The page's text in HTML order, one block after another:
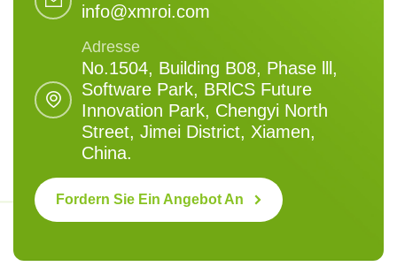
info@xmroi.com
Adresse
No.1504, Building B08, Phase lll,
Software Park, BRlCS Future
Innovation Park, Chengyi North
Street, Jimei District, Xiamen,
China.
Fordern Sie Ein Angebot An